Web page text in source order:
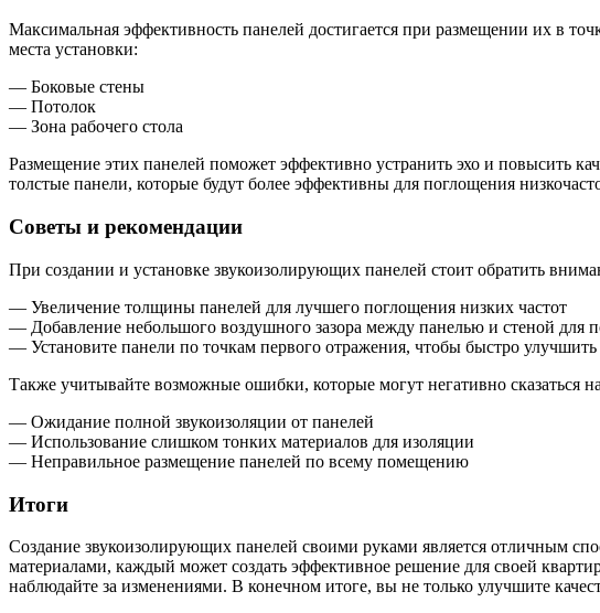
Максимальная эффективность панелей достигается при размещении их в
места установки:
— Боковые стены
— Потолок
— Зона рабочего стола
Размещение этих панелей поможет эффективно устранить эхо и повысить
толстые панели, которые будут более эффективны для поглощения
Советы и рекомендации
При создании и установке звукоизолирующих панелей стоит обратить
— Увеличение толщины панелей для лучшего поглощения низких частот
— Добавление небольшого воздушного зазора между панелью и стеной для
— Установите панели по точкам первого отражения, чтобы быстро улучшить
Также учитывайте возможные ошибки, которые могут негативно сказаться
— Ожидание полной звукоизоляции от панелей
— Использование слишком тонких материалов для изоляции
— Неправильное размещение панелей по всему помещению
Итоги
Создание звукоизолирующих панелей своими руками является отличным
материалами, каждый может создать эффективное решение для своей
наблюдайте за изменениями. В конечном итоге, вы не только улучшите